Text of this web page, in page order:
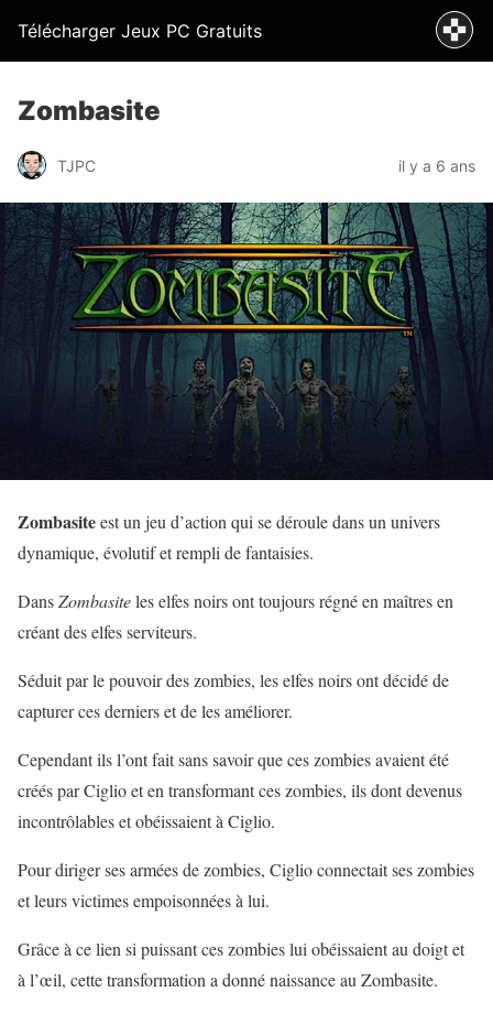
Télécharger Jeux PC Gratuits
Zombasite
TJPC il y a 6 ans
Zombasiteest un jeu d’action qui se déroule dans un univers
dynamique, évolutif et rempli de fantaisies.
DansZombasiteles elfes noirs ont toujours régné en maîtres en
créant des elfes serviteurs.
Séduit par le pouvoir des zombies, les elfes noirs ont décidé de
capturer ces derniers et de les améliorer.
Cependant ils l’ont fait sans savoir que ces zombies avaient été
créés par Ciglio et en transformant ces zombies, ils dont devenus
incontrôlables et obéissaient à Ciglio.
Pour diriger ses armées de zombies, Ciglio connectait ses zombies
et leurs victimes empoisonnées à lui.
Grâce à ce lien si puissant ces zombies lui obéissaient au doigt et
à l’œil, cette transformation a donné naissance au Zombasite.